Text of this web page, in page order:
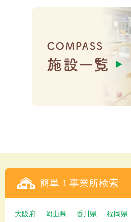
簡単！事業所検索
大阪府 岡山県 香川県 福岡県